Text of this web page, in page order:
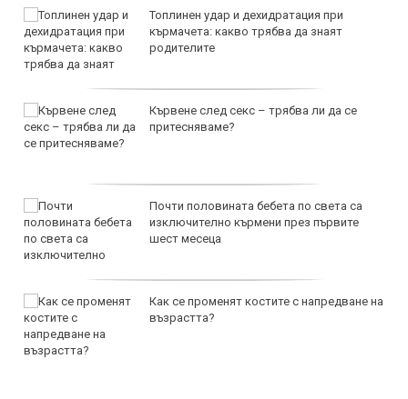
Топлинен удар и дехидратация при
кърмачета: какво трябва да знаят
родителите
Кървене след секс – трябва ли да се
притесняваме?
Почти половината бебета по света са
изключително кърмени през първите
шест месеца
Как се променят костите с напредване на
възрастта?